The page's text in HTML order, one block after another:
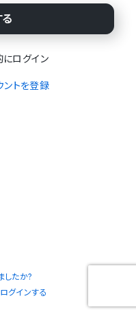
ログイン
ントを登録
したか?
グインする